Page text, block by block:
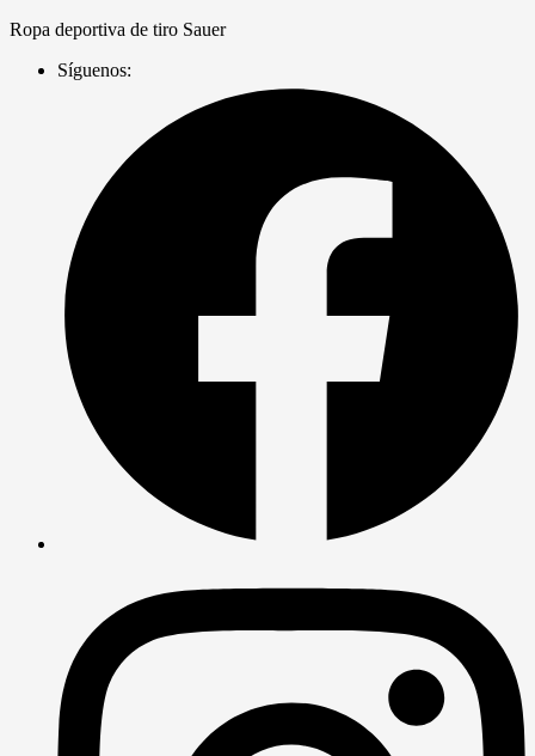
Saltar
contenido
Ropa deportiva de tiro Sauer
Síguenos: